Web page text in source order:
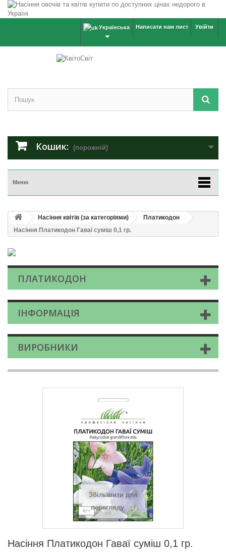
Увійти
Написати нам лист
Українська
Кошик: (порожній)
Меню
Насіння квітів (за категоріями)
Платикодон
Насіння Платикодон Гаваї суміш 0,1 гр.
ПЛАТИКОДОН
ІНФОРМАЦІЯ
ВИРОБНИКИ
Збільшити для
перегляду
Насіння Платикодон Гаваї суміш 0,1 гр.